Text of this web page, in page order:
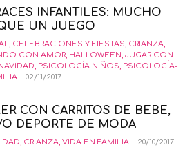
INFANTILES: MUCHO
UN JUEGO
, CELEBRACIONES Y FIESTAS, CRIANZA,
CON AMOR, HALLOWEEN, JUGAR CON
, PSICOLOGÍA NIÑOS, PSICOLOGÍA-
02/11/2017
CON CARRITOS DE BEBE,
DEPORTE DE MODA
, CRIANZA, VIDA EN FAMILIA 20/10/2017